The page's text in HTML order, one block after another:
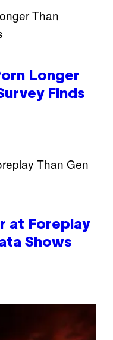
Longer
Finds
at Foreplay
Shows